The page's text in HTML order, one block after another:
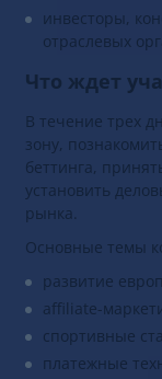
инвесторы,
отраслевых
Что ждет
В течение трех
зону,
беттинга,
установить
рынка.
Основные темы
развитие
affiliate-
спортивные
платежные